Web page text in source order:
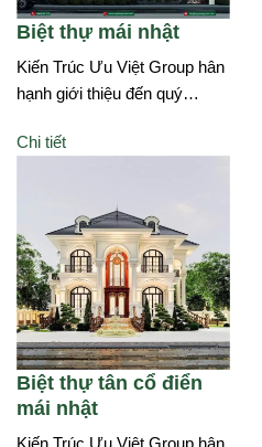
Biệt thự mái nhật
Kiến Trúc Ưu Việt Group hân
hạnh giới thiệu đến quý…
Chi tiết
Biệt thự tân cổ điển
mái nhật